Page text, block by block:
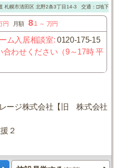
札幌市清田区北野2条3丁目14-3 交通：□地下
円 月額 8.1 ～ 万円
ム入居相談室:0120-175-15
合わせください（9～17時 平
ージ株式会社【旧 株式会社
２